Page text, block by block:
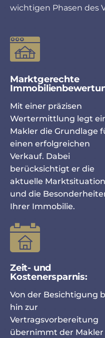
wichtigen Phasen des
Marktgerechte
Mit einer präzisen
Wertermittlung legt
Makler die Grundlage
einen erfolgreichen
Verkauf. Dabei
berücksichtigt er die
aktuelle Marktsituation
und die
Ihrer Immobilie.
Zeit- und
Kostenersparnis:
Von der Besichtigung
hin zur
Vertragsvorbereitung
übernimmt der Makler